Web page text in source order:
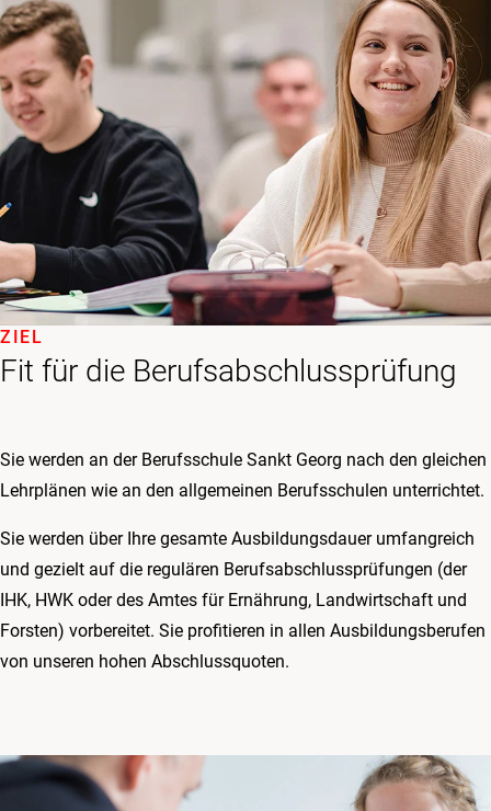
Fit für die Berufsabschlussprüfung
ZIEL
Sie werden an der Berufsschule Sankt Georg nach den gleichen
Lehrplänen wie an den allgemeinen Berufsschulen unterrichtet.
Sie werden über Ihre gesamte Ausbildungsdauer umfangreich
und gezielt auf die regulären Berufsabschlussprüfungen (der
IHK, HWK oder des Amtes für Ernährung, Landwirtschaft und
Forsten) vorbereitet. Sie profitieren in allen Ausbildungsberufen
von unseren hohen Abschlussquoten.